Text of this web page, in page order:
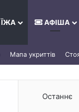
ЇЖА АФІША
Мапа укриттів
Останнє